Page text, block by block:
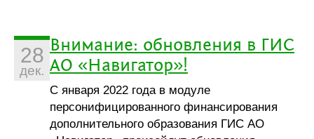
28
дек.
Внимание: обновления в ГИС
АО «Навигатор»!
С января 2022 года в модуле
персонифицированного финансирования
дополнительного образования ГИС АО